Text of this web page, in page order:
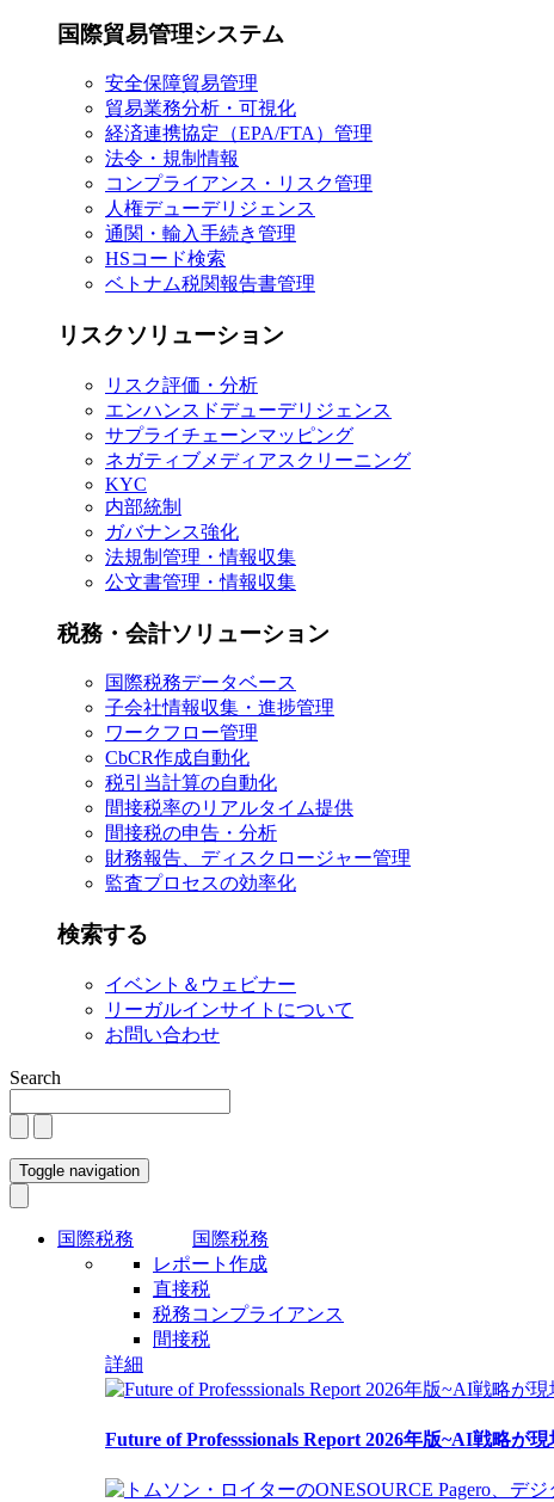
国際貿易管理システム
安全保障貿易管理
貿易業務分析・可視化
経済連携協定（EPA/FTA）管理
法令・規制情報
コンプライアンス・リスク管理
人権デューデリジェンス
通関・輸入手続き管理
HSコード検索
ベトナム税関報告書管理
リスクソリューション
リスク評価・分析
エンハンスドデューデリジェンス
サプライチェーンマッピング
ネガティブメディアスクリーニング
KYC
内部統制
ガバナンス強化
法規制管理・情報収集
公文書管理・情報収集
税務・会計ソリューション
国際税務データベース
子会社情報収集・進捗管理
ワークフロー管理
CbCR作成自動化
税引当計算の自動化
間接税率のリアルタイム提供
間接税の申告・分析
財務報告、ディスクロージャー管理
監査プロセスの効率化
検索する
イベント＆ウェビナー
リーガルインサイトについて
お問い合わせ
Search
Toggle navigation
国際税務
国際税務
レポート作成
直接税
税務コンプライアンス
間接税
詳細
Future of Professsionals Report 2026年版~AI戦略が